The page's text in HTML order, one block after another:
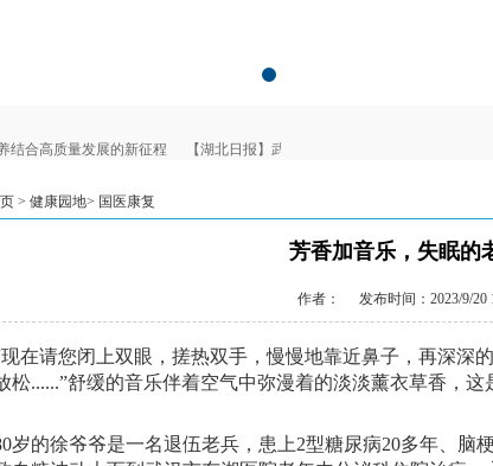
结合高质量发展的新征程 【湖北日报】武汉市东湖医院为老年健康写就“医
> 健康园地> 国医康复
芳香加音乐，失眠的
作者： 发布时间：2023/9/20
现在请您闭上双眼，搓热双手，慢慢地靠近鼻子，再深深
松......”舒缓的音乐伴着空气中弥漫着的淡淡薰衣草香 ， 这
岁的徐爷爷是一名退伍老兵， 患 上2型糖尿病20多年 脑